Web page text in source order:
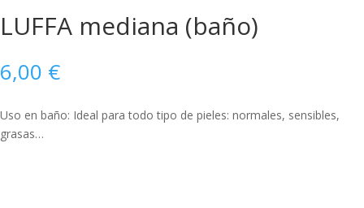
LUFFA mediana (baño)
6,00 €
Uso en baño: Ideal para todo tipo de pieles: normales, sensibles,
grasas…